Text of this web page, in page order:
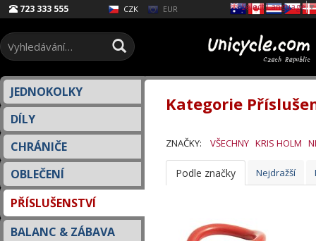
723 333 555 CZK EUR
JEDNOKOLKY
DÍLY
CHRÁNIČE
OBLEČENÍ
PŘÍSLUŠENSTVÍ
BALANC & ZÁBAVA
Kategorie
ZNAČKY: VŠECHNY KRIS HOLM
Podle značky Nejdražší
Select Language▼